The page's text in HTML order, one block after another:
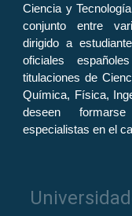
Ciencia y
conjunto entre
dirigido a
oficiales
titulaciones de
Química, Física,
deseen
especialistas en el